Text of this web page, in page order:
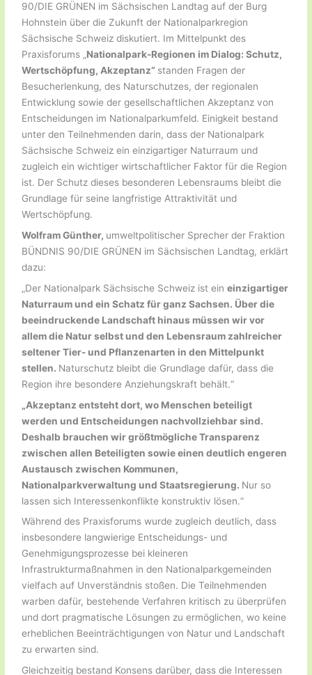
90/DIE GRÜNEN im Sächsischen Landtag auf der Burg
Hohnstein über die Zukunft der Nationalparkregion
Sächsische Schweiz diskutiert. Im Mittelpunkt des
Praxisforums „ Nationalpark-Regionen im Dialog: Schutz,
Wertschöpfung, Akzeptanz“ standen Fragen der
Besucherlenkung, des Naturschutzes, der regionalen
Entwicklung sowie der gesellschaftlichen Akzeptanz von
Entscheidungen im Nationalparkumfeld. Einigkeit bestand
unter den Teilnehmenden darin, dass der Nationalpark
Sächsische Schweiz ein einzigartiger Naturraum und
zugleich ein wichtiger wirtschaftlicher Faktor für die Region
ist. Der Schutz dieses besonderen Lebensraums bleibt die
Grundlage für seine langfristige Attraktivität und
Wertschöpfung.
Wolfram Günther, umweltpolitischer Sprecher der Fraktion
BÜNDNIS 90/DIE GRÜNEN im Sächsischen Landtag, erklärt
dazu:
„Der Nationalpark Sächsische Schweiz ist eineinzigartiger
Naturraum und ein Schatz für ganz Sachsen. Über die
beeindruckende Landschaft hinaus müssen wir vor
allem die Natur selbst und den Lebensraum zahlreicher
seltener Tier- und Pflanzenarten in den Mittelpunkt
stellen. Naturschutz bleibt die Grundlage dafür, dass die
Region ihre besondere Anziehungskraft behält.“
„Akzeptanz entsteht dort, wo Menschen beteiligt
werden und Entscheidungen nachvollziehbar sind.
Deshalb brauchen wir größtmögliche Transparenz
zwischen allen Beteiligten sowie einen deutlich engeren
Austausch zwischen Kommunen,
Nationalparkverwaltung und Staatsregierung. Nur so
lassen sich Interessenkonflikte konstruktiv lösen.“
Während des Praxisforums wurde zugleich deutlich, dass
insbesondere langwierige Entscheidungs- und
Genehmigungsprozesse bei kleineren
Infrastrukturmaßnahmen in den Nationalparkgemeinden
vielfach auf Unverständnis stoßen. Die Teilnehmenden
warben dafür, bestehende Verfahren kritisch zu überprüfen
und dort pragmatische Lösungen zu ermöglichen, wo keine
erheblichen Beeinträchtigungen von Natur und Landschaft
zu erwarten sind.
Gleichzeitig bestand Konsens darüber, dass die Interessen